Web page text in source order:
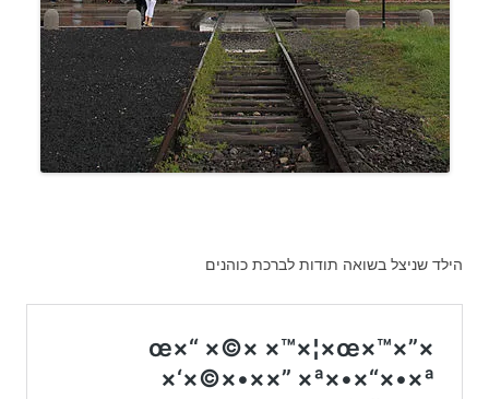
הילד שניצל בשואה תודות לברכת כוהנים